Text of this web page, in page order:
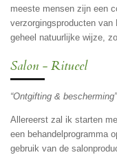
meeste mensen zijn een
verzorgingsproducten
geheel natuurlijke wijze,
Salon - Ritueel
“Ontgifting & bescherming”
Allereerst zal ik starten
een behandelprogramma
gebruik van de